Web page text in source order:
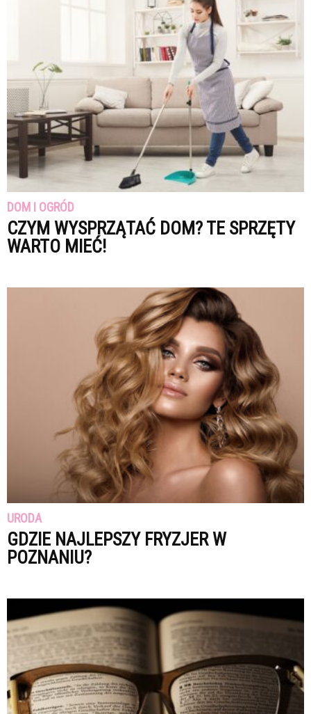
DOM I OGRÓD
CZYM WYSPRZĄTAĆ DOM? TE SPRZĘTY
WARTO MIEĆ!
URODA
GDZIE NAJLEPSZY FRYZJER W
POZNANIU?